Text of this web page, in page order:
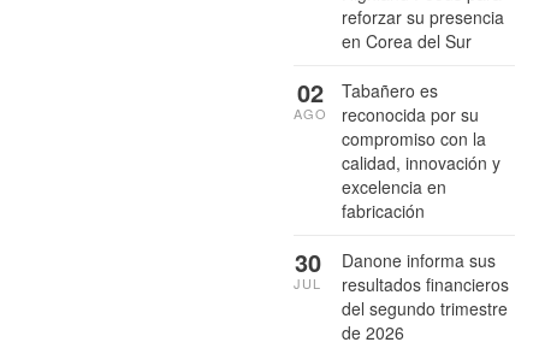
reforzar su presencia
en Corea del Sur
Tabañero es
reconocida por su
compromiso con la
calidad, innovación y
excelencia en
fabricación
02
AGO
Danone informa sus
resultados financieros
del segundo trimestre
de 2026
30
JUL